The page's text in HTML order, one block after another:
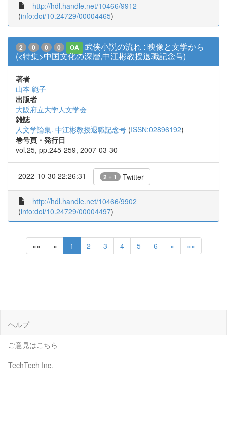
http://hdl.handle.net/10466/9912
(info:doi/10.24729/00004465)
2 0 0 0 OA
武侠小説の流れ : 映像と文学から
(<特集>中国文化の深層,中江彬教授退職記念号)
著者
山本 範子
出版者
大阪府立大学人文学会
雑誌
人文学論集. 中江彬教授退職記念号 (ISSN:02896192)
巻号頁・発行日
vol.25, pp.245-259, 2007-03-30
2022-10-30 22:26:31 2 + 1 Twitter
http://hdl.handle.net/10466/9902
(info:doi/10.24729/00004497)
«« « 1 2 3 4 5 6 » »»
ヘルプ
ご意見はこちら
TechTech Inc.